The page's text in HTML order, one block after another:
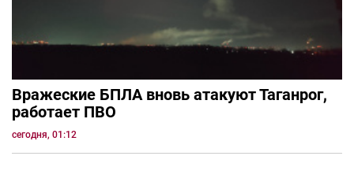
Вражеские БПЛА вновь атакуют Таганрог,
работает ПВО
сегодня, 01:12